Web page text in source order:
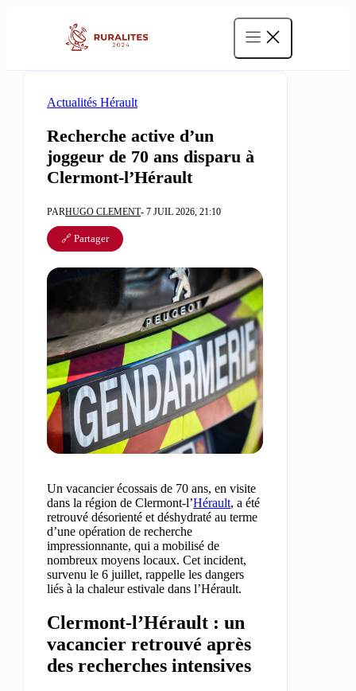
Actualités Hérault
Recherche active d’un
joggeur de 70 ans disparu à
Clermont-l’Hérault
PARHUGO CLEMENT- 7 JUIL 2026, 21:10
🔗 Partager
Un vacancier écossais de 70 ans, en visite
dans la région de Clermont-l’Hérault, a été
retrouvé désorienté et déshydraté au terme
d’une opération de recherche
impressionnante, qui a mobilisé de
nombreux moyens locaux. Cet incident,
survenu le 6 juillet, rappelle les dangers
liés à la chaleur estivale dans l’Hérault.
Clermont-l’Hérault : un
vacancier retrouvé après
des recherches intensives